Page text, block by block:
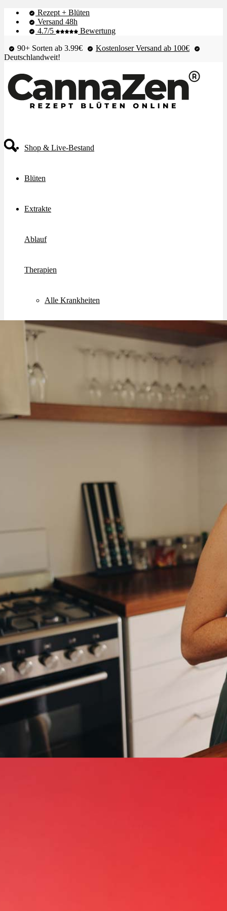
Rezept + Blüten
Versand 48h
4.7/5
Bewertung
90+ Sorten ab 3.99€
Kostenloser Versand ab 100€
Deutschlandweit!
Shop & Live-Bestand
Blüten
Extrakte
Ablauf
Therapien
Alle Krankheiten
Chronische Schmerzen
Angststörungen
Chronische Migräne
Schlafstörungen
Cannabis Ärzte
Cannabis Rezept
Cannabis Apotheke
Wissen
Cannabis Wirkung
Medizinisches Cannabis
Cannabinoide
THC
CBD